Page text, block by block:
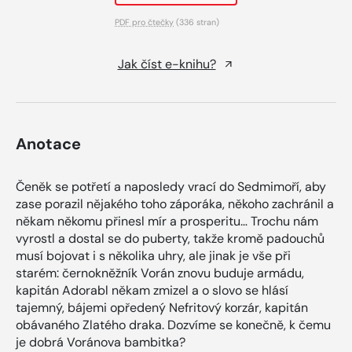
PDF pro čtečky (336 stran)
Jak číst e-knihu?
Anotace
Čeněk se potřetí a naposledy vrací do Sedmimoří, aby
zase porazil nějakého toho záporáka, někoho zachránil a
někam někomu přinesl mír a prosperitu… Trochu nám
vyrostl a dostal se do puberty, takže kromě padouchů
musí bojovat i s několika uhry, ale jinak je vše při
starém: černokněžník Vorán znovu buduje armádu,
kapitán Adorabl někam zmizel a o slovo se hlásí
tajemný, bájemi opředený Nefritový korzár, kapitán
obávaného Zlatého draka. Dozvíme se konečně, k čemu
je dobrá Voránova bambitka?